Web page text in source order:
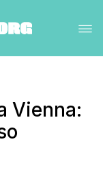
Vienna: